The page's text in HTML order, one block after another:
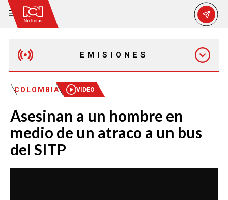
EMISIONES
EMISIÓN 12:30 PM
EMISIÓN 7:00 PM
COLOMBIA VIDEO
Asesinan a un hombre en
medio de un atraco a un bus
del SITP